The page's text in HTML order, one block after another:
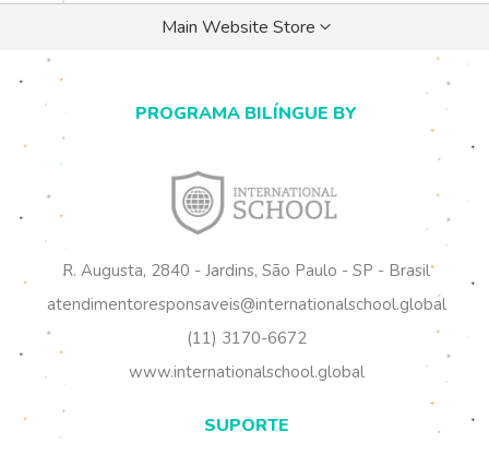
loja
Main Website Store
PROGRAMA BILÍNGUE BY
R. Augusta, 2840 - Jardins, São Paulo - SP - Brasil
atendimentoresponsaveis@internationalschool.global
(11) 3170-6672
www.internationalschool.global
SUPORTE